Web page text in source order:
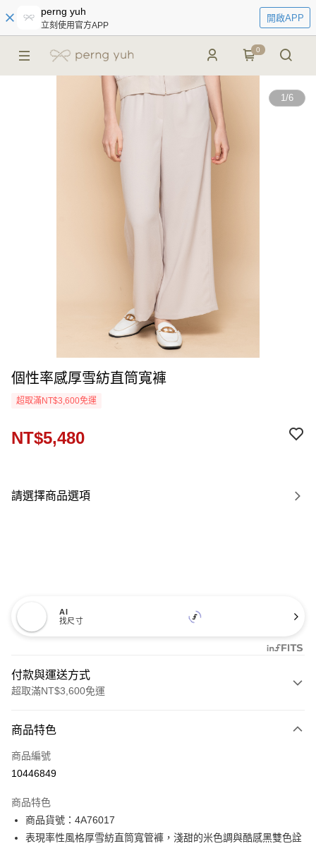
perng yuh
立刻使用官方APP
開啟APP
0
1/6
個性率感厚雪紡直筒寬褲
超取滿NT$3,600免運
NT$5,480
請選擇商品選項
AI
找尺寸
付款與運送方式
超取滿NT$3,600免運
信用卡一次付款
信用卡分期付款
合作金庫商業銀行
華南商業銀行
上海商業儲蓄銀行
台北富邦商業銀行
超商取貨付款
LINE Pay
商品特色
商品編號
10446849
商品特色
商品貨號：4A76017
表現率性風格厚雪紡直筒寬管褲，淺甜的米色調與酷感黑雙色詮